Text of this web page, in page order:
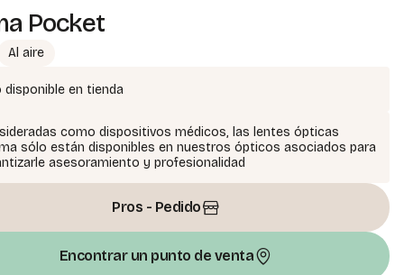
Pocket
Al aire
disponible en tienda
como dispositivos médicos, las lentes ópticas
sólo están disponibles en nuestros ópticos asociados para
asesoramiento y profesionalidad
Pros - Pedido
Encontrar un punto de venta